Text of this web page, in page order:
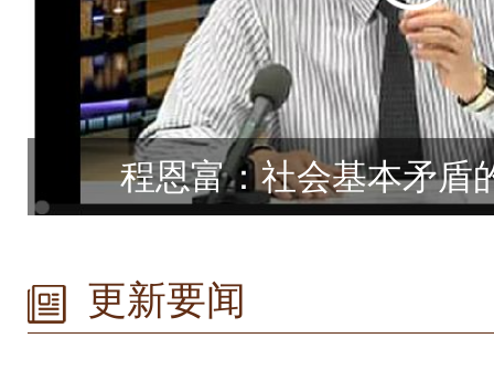
程恩富：社会基本矛盾
更新要闻